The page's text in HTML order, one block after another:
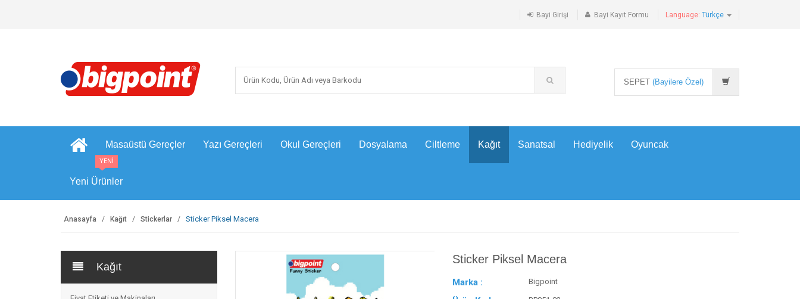
Bayi Girişi Bayi Kayıt Formu Language: Türkçe
SEPET (Bayilere Özel)
Masaüstü Gereçler Yazı Gereçleri Okul Gereçleri Dosyalama Ciltleme Kağıt Sanatsal Hediyelik Oyuncak
Yeni Ürünler
YENİ
Anasayfa Kağıt Stickerlar Sticker Piksel Macera
Kağıt
Sticker Piksel Macera
Marka : Bigpoint